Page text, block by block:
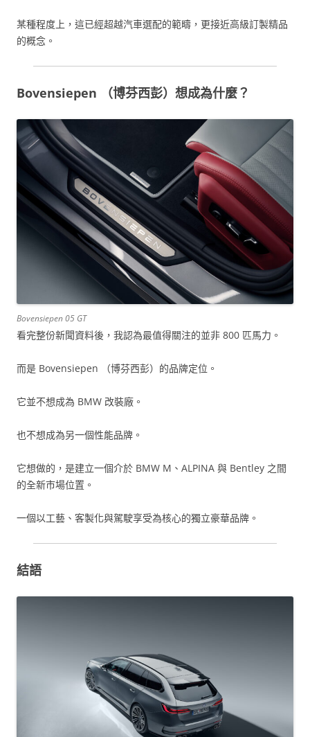
某種程度上，這已經超越汽車選配的範疇，更接近高級訂製精品
的概念。
Bovensiepen （博芬西彭）想成為什麼？
Bovensiepen 05 GT
看完整份新聞資料後，我認為最值得關注的並非 800 匹馬力。
而是 Bovensiepen （博芬西彭）的品牌定位。
它並不想成為 BMW 改裝廠。
也不想成為另一個性能品牌。
它想做的，是建立一個介於 BMW M、ALPINA 與 Bentley 之間
的全新市場位置。
一個以工藝、客製化與駕駛享受為核心的獨立豪華品牌。
結語